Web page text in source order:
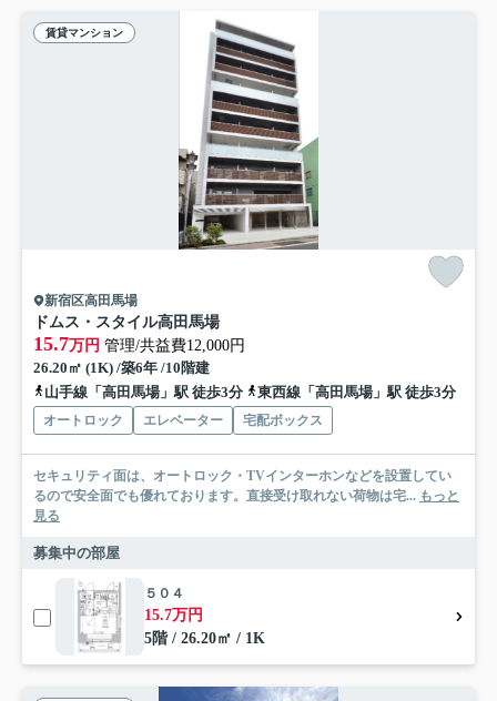
賃貸マンション
新宿区高田馬場
ドムス・スタイル高田馬場
15.7万円 管理/共益費12,000円
26.20㎡ (1K) /築6年 /10階建
山手線「高田馬場」駅 徒歩3分
東西線「高田馬場」駅 徒歩3分
オートロック エレベーター 宅配ボックス
セキュリティ面は、オートロック・TVインターホンなどを設置してい
るので安全面でも優れております。直接受け取れない荷物は宅... もっと
見る
募集中の部屋
５０４
15.7万円
5階 / 26.20㎡ / 1K